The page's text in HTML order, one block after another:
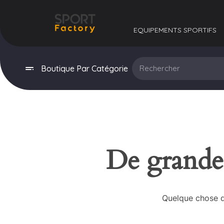
EQUIPEMENTS SPORTIFS​
Boutique Par Catégorie
De
Quelque chose